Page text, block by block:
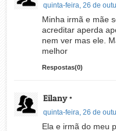
quinta-feira, 26 de
Minha irmã e mãe
acreditar aperda
nem ver mas ele.
melhor
Respostas(0)
Eilany*
quinta-feira, 26 de
Ela e irmã do meu